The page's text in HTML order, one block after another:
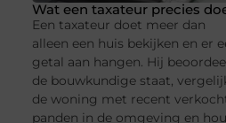
Wat een taxateur precies
Een taxateur doet meer dan
alleen een huis bekijken en er
getal aan hangen. Hij
de bouwkundige staat,
de woning met recent
panden in de omgeving en